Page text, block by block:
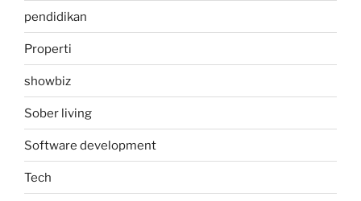
pendidikan
Properti
showbiz
Sober living
Software development
Tech